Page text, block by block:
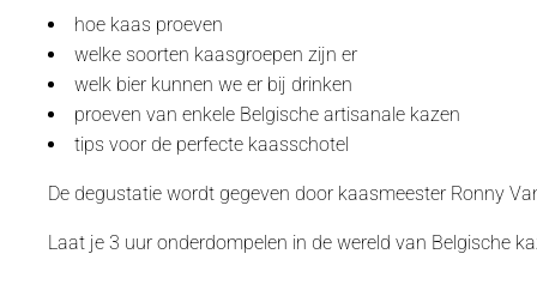
hoe kaas proeven
welke soorten kaasgroepen zijn er
welk bier kunnen we er bij drinken
proeven van enkele Belgische artisanale kazen
tips voor de perfecte kaasschotel
De degustatie wordt gegeven door kaasmeester Ronny
Laat je 3 uur onderdompelen in de wereld van Belgische